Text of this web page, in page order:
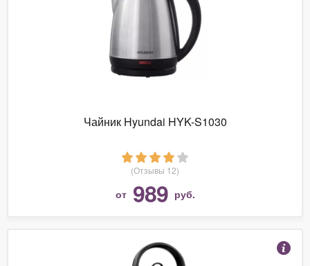
Чайник Hyundai HYK-S1030
(Отзывы 12)
от 989 руб.